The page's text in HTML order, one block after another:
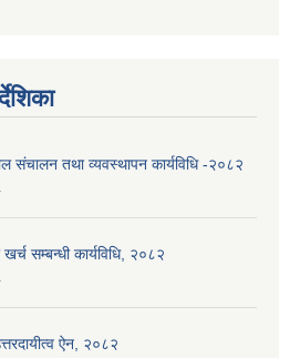
संचालन तथा व्यवस्थापन कार्यविधि -२०८२
सम्बन्धी कार्यविधि, २०८२
ऐन, २०८२